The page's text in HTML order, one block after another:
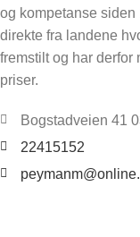
og kompetanse
direkte fra landene
fremstilt og har derfor
priser.
Bogstadveien 41
22415152